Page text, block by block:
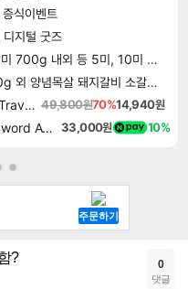
식이벤트
지털 굿즈
5미, 10미 초장&버터 사은품 100% 구성
념목살 돼지갈비 소갈비 모음전
옥토패스 트래블러 II Octopath Traveler II 49,800원70%14,940원
드래곤소드 어웨이크닝 DragonSword Awakening 33,000원 10%
? 0
댓글